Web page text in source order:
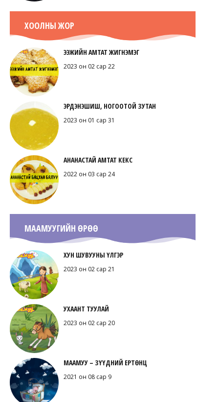
ХООЛНЫ ЖОР
ЭЭЖИЙН АМТАТ ЖИГНЭМЭГ
2023 он 02 сар 22
ЭРДЭНЭШИШ, НОГООТОЙ ЗУТАН
2023 он 01 сар 31
АНАНАСТАЙ АМТАТ КЕКС
2022 он 03 сар 24
МААМУУГИЙН ӨРӨӨ
ХУН ШУВУУНЫ ҮЛГЭР
2023 он 02 сар 21
УХААНТ ТУУЛАЙ
2023 он 02 сар 20
МААМУУ – ЗҮҮДНИЙ ЕРТӨНЦ
2021 он 08 сар 9